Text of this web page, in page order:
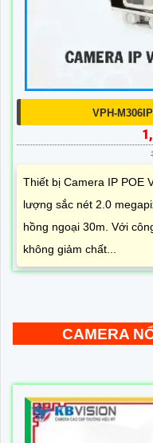
VPH-
Thiết bị Camera IP POE
lượng sắc nét 2.0
hồng ngoại 30m. Với
không giảm chất...
CAMERA